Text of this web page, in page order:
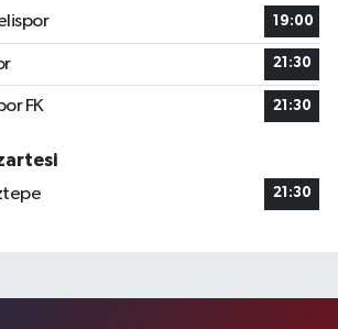
19:00
21:30
FK 21:30
21:30